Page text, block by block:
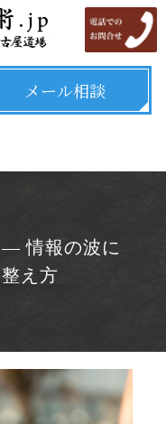
メール相談
情報の波に
え方